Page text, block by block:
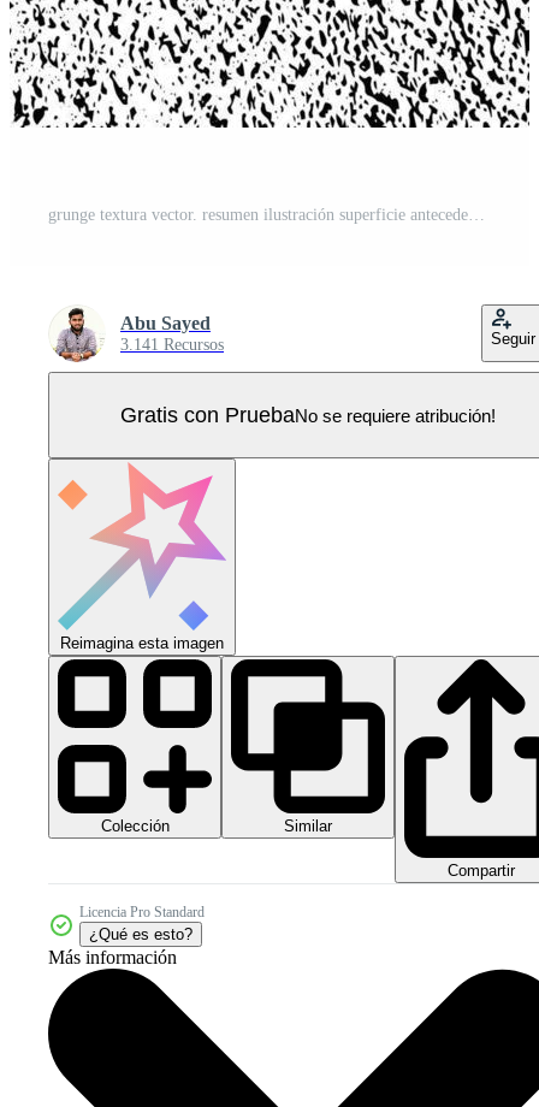
grunge textura vector. resumen ilustración superficie antecedentes Vector Pro
Abu Sayed
3.141 Recursos Seguir
Gratis con PruebaNo se requiere atribución!
Reimagina esta imagen
Colección Similar
Compartir
Licencia Pro Standard
¿Qué es esto?
Más información